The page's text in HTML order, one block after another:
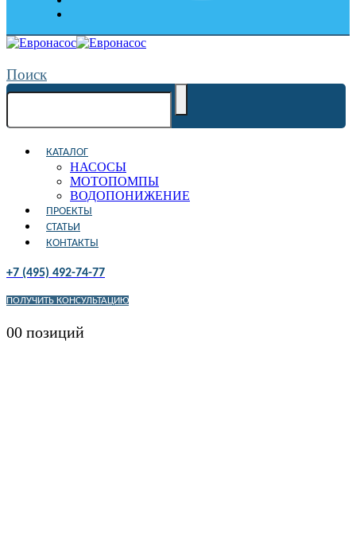
Поиск
КАТАЛОГ
НАСОСЫ
МОТОПОМПЫ
ВОДОПОНИЖЕНИЕ
ПРОЕКТЫ
СТАТЬИ
КОНТАКТЫ
+7 (495) 492-74-77
ПОЛУЧИТЬ КОНСУЛЬТАЦИЮ
00 позиций